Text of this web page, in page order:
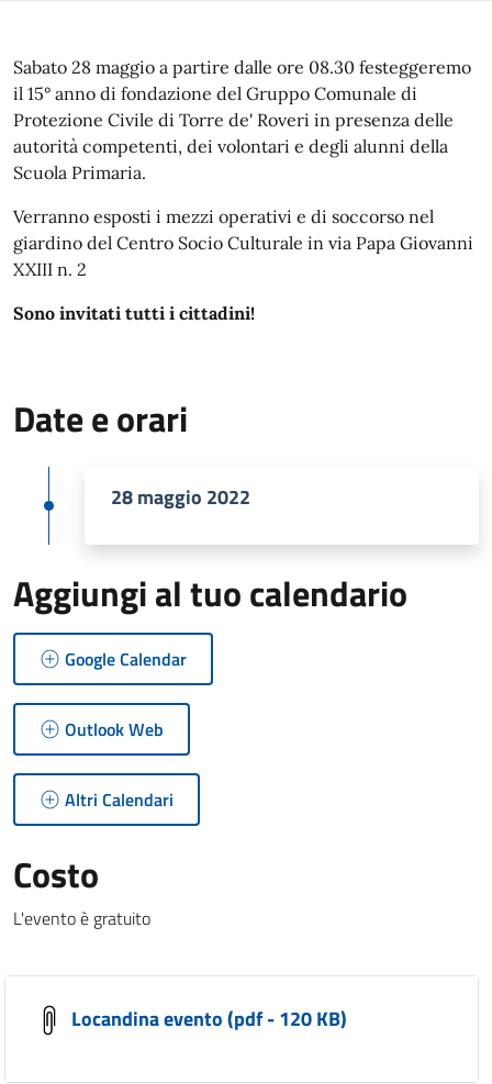
Sabato 28 maggio a partire dalle ore 08.30 festeggeremo
il 15° anno di fondazione del Gruppo Comunale di
Protezione Civile di Torre de' Roveri in presenza delle
autorità competenti, dei volontari e degli alunni della
Scuola Primaria.
Verranno esposti i mezzi operativi e di soccorso nel
giardino del Centro Socio Culturale in via Papa Giovanni
XXIII n. 2
Sono invitati tutti i cittadini!
Date e orari
28 maggio 2022
Aggiungi al tuo calendario
Google Calendar
Outlook Web
Altri Calendari
Costo
L'evento è gratuito
Locandina evento (pdf - 120 KB)